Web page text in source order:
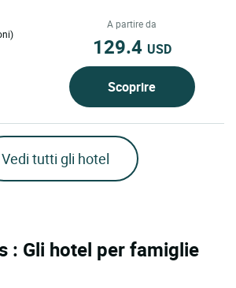
A partire da
129.4 USD
Scoprire
Vedi tutti gli hotel
: Gli hotel per famiglie